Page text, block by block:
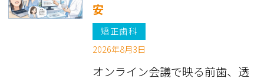
安
矯正歯科
2026年8月3日
オンライン会議で映る前歯、透